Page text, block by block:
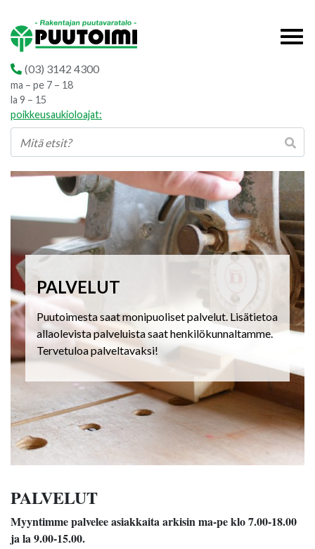
(03) 3142 4300
ma – pe 7 – 18
la 9 – 15
poikkeusaukioloajat:
PALVELUT
Puutoimesta saat monipuoliset palvelut. Lisätietoa
allaolevista palveluista saat henkilökunnaltamme.
Tervetuloa palveltavaksi!
PALVELUT
Myyntimme palvelee asiakkaita arkisin ma-pe klo 7.00-18.00
ja la 9.00-15.00.